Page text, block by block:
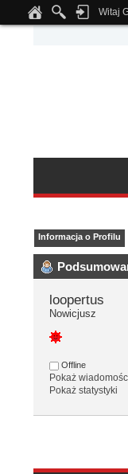
Notice: Undefined index:
Witaj
Informacja o Profilu
loopertus
Nowicjusz
Offline
Pokaż
Pokaż statystyki